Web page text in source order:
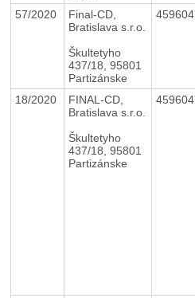
57/2020
Final-CD,
Bratislava s.r.o.
Škultetyho
437/18, 95801
Partizánske
18/2020
FINAL-CD,
Bratislava s.r.o.
Škultetyho
437/18, 95801
Partizánske